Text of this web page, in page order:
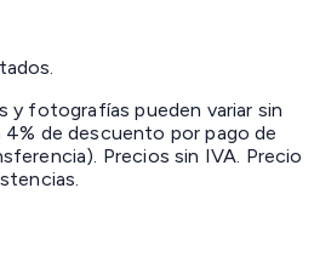
y fotografías pueden variar sin
de descuento por pago de
Precios sin IVA. Precio